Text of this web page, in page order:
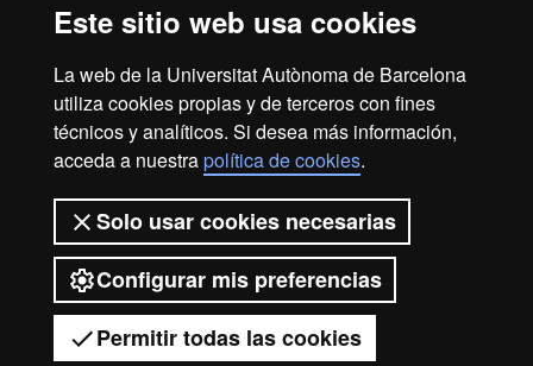
Este sitio web usa cookies
La web de la Universitat Autònoma de Barcelona
utiliza cookies propias y de terceros con fines
técnicos y analíticos. Si desea más información,
acceda a nuestrapolítica de cookies.
Solo usar cookies necesarias
Configurar mis preferencias
Permitir todas las cookies
El equipo docente del máster se puede consultar a través del
Listado equipo docente
Accesibilidad web
Mapa del web UAB
2026 Universitat Autònoma de
Barcelona